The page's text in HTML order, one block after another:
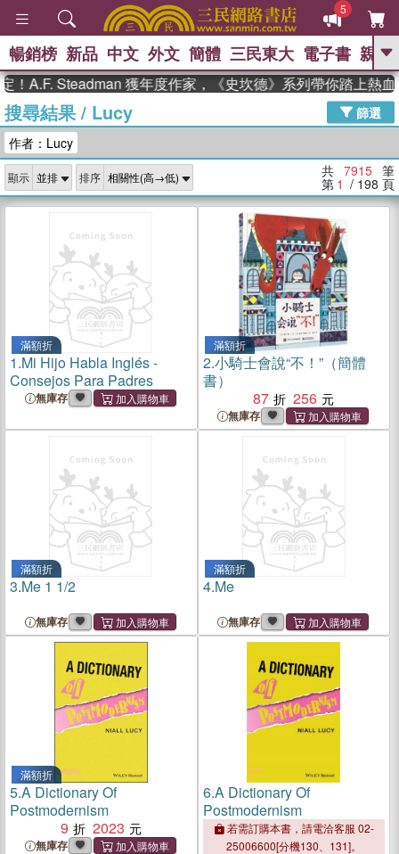
5
GO
高希均教授回憶錄
、 The Odyssey 、 父親節 、 如果歷
獎 臺灣漫遊錄 、 方念華 、 台灣的李
登輝時代
數學女孩：黎曼猜想 、
偉大的迷走神經
暢銷榜 新品 中文 外文 簡體 三民東大 電子書 親子
Steadman 獲年度作家，《史坎德》系列帶你踏上熱血奇幻旅
搜尋結果/ Lucy
篩選
作者：Lucy
顯示 排序 共 7915 筆
第 1 / 198 頁
滿額折
1.Mi Hijo Habla Inglés -
Consejos Para Padres
無庫存
滿額折
2.小騎士會說“不！”（簡體
書）
87
256
無庫存
滿額折
3.Me 1 1/2
無庫存
滿額折
4.Me
無庫存
滿額折
5.A Dictionary Of
Postmodernism
9
2023
無庫存
6.A Dictionary Of
Postmodernism
若需訂購本書，請電洽客服 02-
25006600[分機130、131]。